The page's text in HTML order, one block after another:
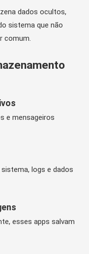
dados ocultos,
sistema que não
comum.
e mensageiros
logs e dados
esses apps salvam